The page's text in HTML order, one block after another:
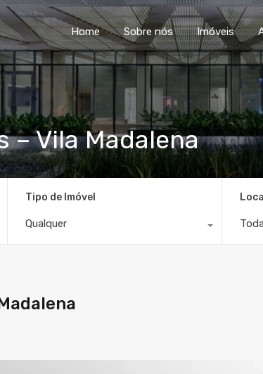
Home
Home Sobre nós Imóveis
– Vila Madalena
Tipo de Imóvel
Qualquer